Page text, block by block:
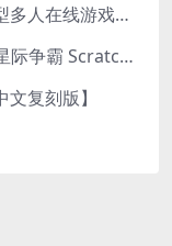
《我的世界》大型多人在线游戏（MMO）v1.7
超级服务器 ✦《星际争霸 Scratch（经典版本）》
复刻版】